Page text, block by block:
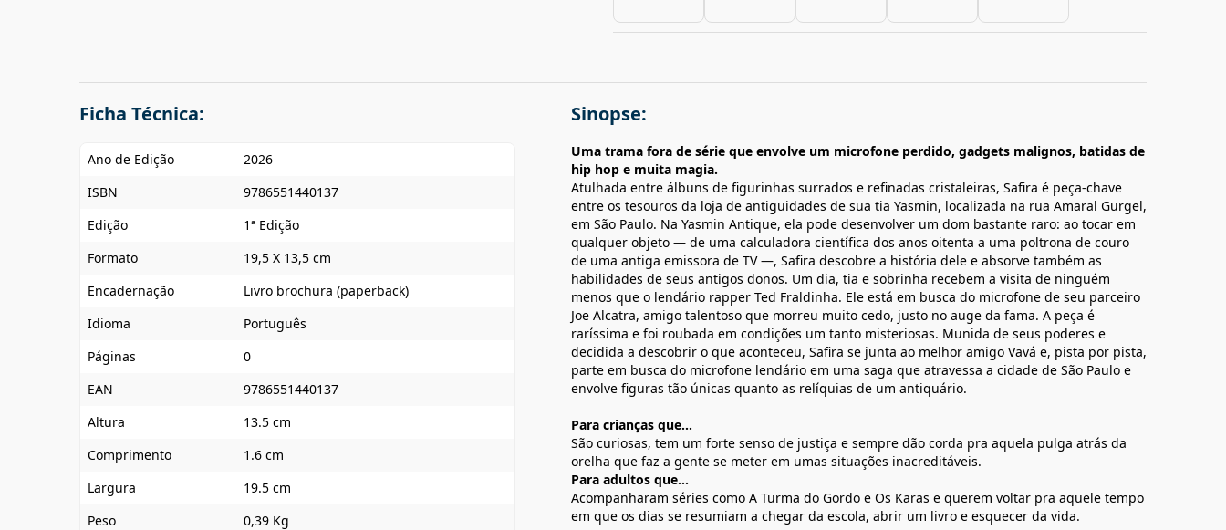
Ficha Técnica:
Ano de Edição
2026
ISBN
9786551440137
Edição
1ª Edição
Formato
19,5 X 13,5 cm
Encadernação
Livro brochura (paperback)
Idioma
Português
Páginas
0
EAN
9786551440137
Altura
13.5 cm
Comprimento
1.6 cm
Largura
19.5 cm
Peso
0,39 Kg
Sinopse:
Uma trama fora de série que envolve um microfone perdido, gadgets malignos, batidas de
hip hop e muita magia.
Atulhada entre álbuns de figurinhas surrados e refinadas cristaleiras, Safira é peça-chave
entre os tesouros da loja de antiguidades de sua tia Yasmin, localizada na rua Amaral Gurgel,
em São Paulo. Na Yasmin Antique, ela pode desenvolver um dom bastante raro: ao tocar em
qualquer objeto — de uma calculadora científica dos anos oitenta a uma poltrona de couro
de uma antiga emissora de TV —, Safira descobre a história dele e absorve também as
habilidades de seus antigos donos. Um dia, tia e sobrinha recebem a visita de ninguém
menos que o lendário rapper Ted Fraldinha. Ele está em busca do microfone de seu parceiro
Joe Alcatra, amigo talentoso que morreu muito cedo, justo no auge da fama. A peça é
raríssima e foi roubada em condições um tanto misteriosas. Munida de seus poderes e
decidida a descobrir o que aconteceu, Safira se junta ao melhor amigo Vavá e, pista por pista,
parte em busca do microfone lendário em uma saga que atravessa a cidade de São Paulo e
envolve figuras tão únicas quanto as relíquias de um antiquário.
Para crianças que...
São curiosas, tem um forte senso de justiça e sempre dão corda pra aquela pulga atrás da
orelha que faz a gente se meter em umas situações inacreditáveis.
Para adultos que...
Acompanharam séries como A Turma do Gordo e Os Karas e querem voltar pra aquele tempo
em que os dias se resumiam a chegar da escola, abrir um livro e esquecer da vida.